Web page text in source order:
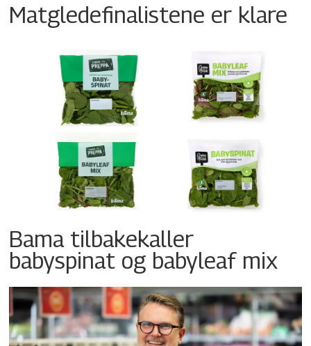
Matgledefinalistene er klare
Bama tilbakekaller
babyspinat og babyleaf mix